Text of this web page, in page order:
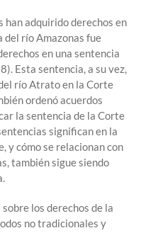
han adquirido derechos en
del río Amazonas fue
en una sentencia
Esta sentencia, a su vez,
río Atrato en la Corte
ordenó acuerdos
la sentencia de la Corte
significan en la
y cómo se relacionan con
también sigue siendo
los derechos de la
no tradicionales y